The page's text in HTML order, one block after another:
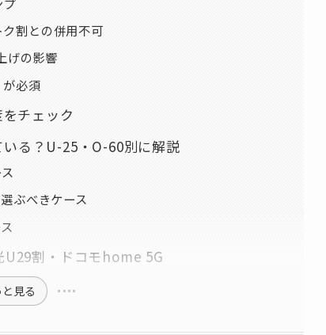
割との併用不可
げの影響
必須
チェック
る？U-25・O-60別に解説
ぶべきケース
割・ドコモhome 5G
見る